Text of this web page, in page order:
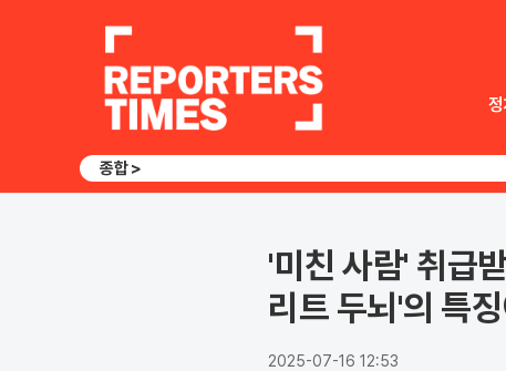
종합 >
'미친 사람' 취급
리트 두뇌'의 특
2025-07-16 12:53